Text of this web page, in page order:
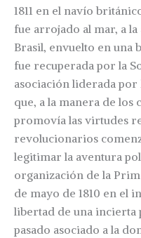
1811 en el navío
fue arrojado al mar, a la
Brasil, envuelto en una
fue recuperada por la
asociación liderada por
que, a la manera de los
promovía las virtudes
revolucionarios
legitimar la aventura
organización de la
de mayo de 1810 en el
libertad de una incierta
pasado asociado a la